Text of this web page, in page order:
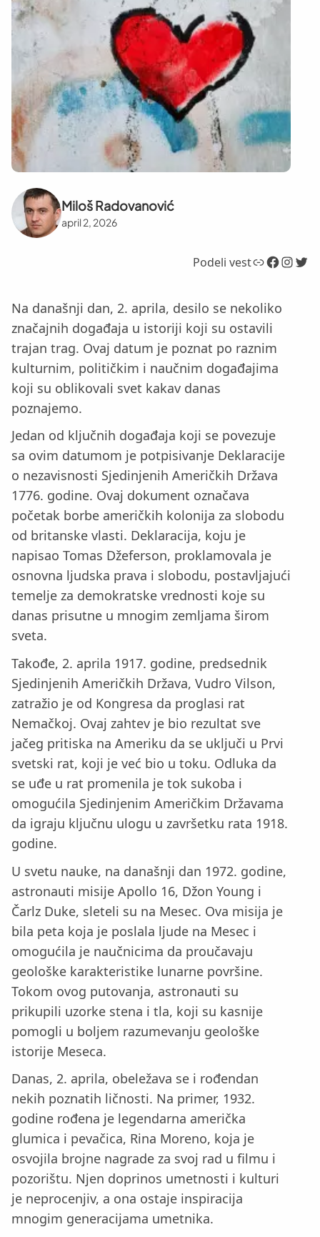
Miloš Radovanović
april 2, 2026
Podeli vestLink Facebook InstagramTwitter
Na današnji dan, 2. aprila, desilo se nekoliko
značajnih događaja u istoriji koji su ostavili
trajan trag. Ovaj datum je poznat po raznim
kulturnim, političkim i naučnim događajima
koji su oblikovali svet kakav danas
poznajemo.
Jedan od ključnih događaja koji se povezuje
sa ovim datumom je potpisivanje Deklaracije
o nezavisnosti Sjedinjenih Američkih Država
1776. godine. Ovaj dokument označava
početak borbe američkih kolonija za slobodu
od britanske vlasti. Deklaracija, koju je
napisao Tomas Džeferson, proklamovala je
osnovna ljudska prava i slobodu, postavljajući
temelje za demokratske vrednosti koje su
danas prisutne u mnogim zemljama širom
sveta.
Takođe, 2. aprila 1917. godine, predsednik
Sjedinjenih Američkih Država, Vudro Vilson,
zatražio je od Kongresa da proglasi rat
Nemačkoj. Ovaj zahtev je bio rezultat sve
jačeg pritiska na Ameriku da se uključi u Prvi
svetski rat, koji je već bio u toku. Odluka da
se uđe u rat promenila je tok sukoba i
omogućila Sjedinjenim Američkim Državama
da igraju ključnu ulogu u završetku rata 1918.
godine.
U svetu nauke, na današnji dan 1972. godine,
astronauti misije Apollo 16, Džon Young i
Čarlz Duke, sleteli su na Mesec. Ova misija je
bila peta koja je poslala ljude na Mesec i
omogućila je naučnicima da proučavaju
geološke karakteristike lunarne površine.
Tokom ovog putovanja, astronauti su
prikupili uzorke stena i tla, koji su kasnije
pomogli u boljem razumevanju geološke
istorije Meseca.
Danas, 2. aprila, obeležava se i rođendan
nekih poznatih ličnosti. Na primer, 1932.
godine rođena je legendarna američka
glumica i pevačica, Rina Moreno, koja je
osvojila brojne nagrade za svoj rad u filmu i
pozorištu. Njen doprinos umetnosti i kulturi
je neprocenjiv, a ona ostaje inspiracija
mnogim generacijama umetnika.